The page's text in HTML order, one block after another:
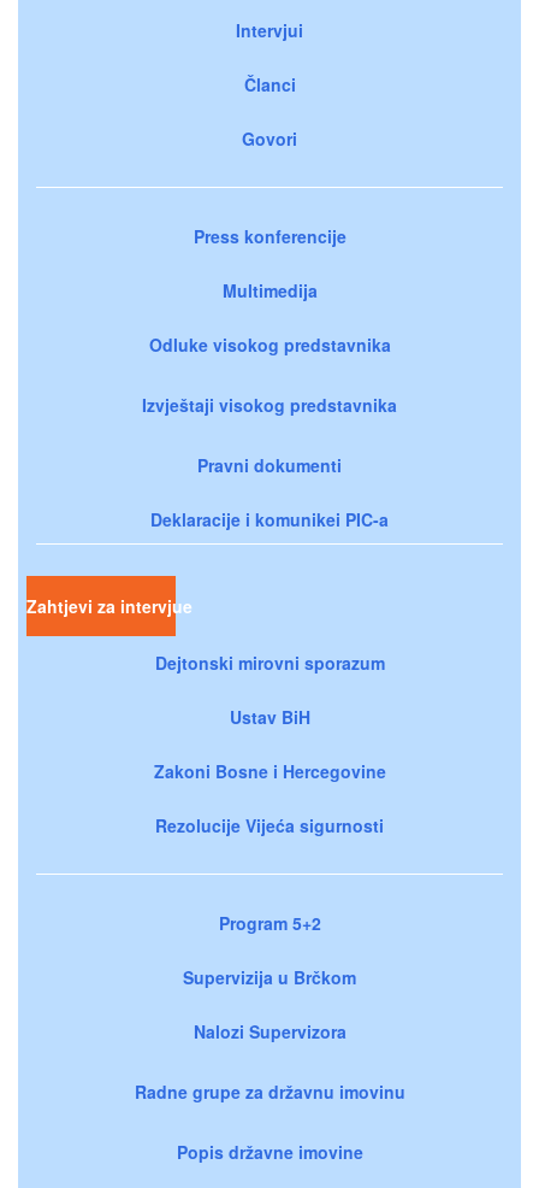
Intervjui
Članci
Govori
Press konferencije
Multimedija
Odluke visokog predstavnika
Izvještaji visokog predstavnika
Pravni dokumenti
Deklaracije i komunikei PIC-a
Zahtjevi za intervjue
Dejtonski mirovni sporazum
Ustav BiH
Zakoni Bosne i Hercegovine
Rezolucije Vijeća sigurnosti
Program 5+2
Supervizija u Brčkom
Nalozi Supervizora
Radne grupe za državnu imovinu
Popis državne imovine